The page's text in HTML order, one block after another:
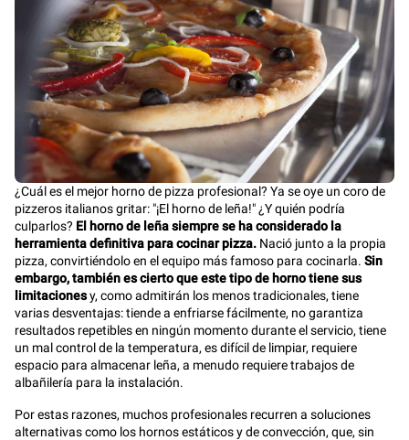
¿Cuál es el mejor horno de pizza profesional? Ya se oye un coro de
pizzeros italianos gritar: "¡El horno de leña!" ¿Y quién podría
culparlos? El horno de leña siempre se ha considerado la
herramienta definitiva para cocinar pizza. Nació junto a la propia
pizza, convirtiéndolo en el equipo más famoso para cocinarla. Sin
embargo, también es cierto que este tipo de horno tiene sus
limitacionesy, como admitirán los menos tradicionales, tiene
varias desventajas: tiende a enfriarse fácilmente, no garantiza
resultados repetibles en ningún momento durante el servicio, tiene
un mal control de la temperatura, es difícil de limpiar, requiere
espacio para almacenar leña, a menudo requiere trabajos de
albañilería para la instalación.
Por estas razones, muchos profesionales recurren a soluciones
alternativas como los hornos estáticos y de convección, que, sin